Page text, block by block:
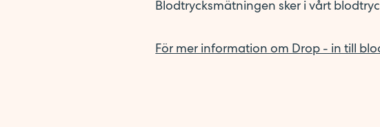
Blodtrycksmätningen sker i vårt
För mer information om Drop - in till